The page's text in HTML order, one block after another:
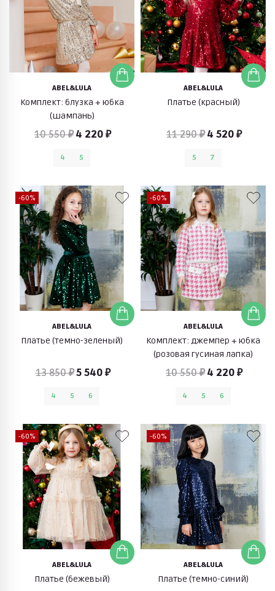
ABEL&LULA
Комплект: блузка + юбка
(шампань)
10 550 ₽ 4 220 ₽
4 5
ABEL&LULA
Платье (красный)
11 290 ₽ 4 520 ₽
5 7
-60%
ABEL&LULA
Платье (темно-зеленый)
13 850 ₽5 540 ₽
4 5 6
-60%
ABEL&LULA
Комплект: джемпер + юбка
(розовая гусиная лапка)
10 550 ₽ 4 220 ₽
4 5 6
-60%
ABEL&LULA
Платье (бежевый)
-60%
ABEL&LULA
Платье (темно-синий)